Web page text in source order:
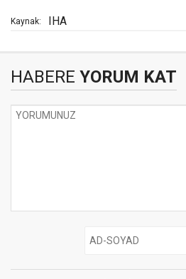
Kaynak: IHA
HABERE YORUM KAT